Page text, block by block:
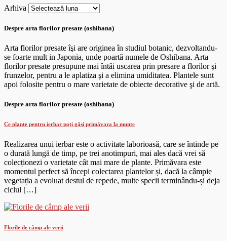
Arhiva
Despre arta florilor presate (oshibana)
Arta florilor presate îşi are originea în studiul botanic, dezvoltandu-
se foarte mult in Japonia, unde poartă numele de Oshibana. Arta
florilor presate presupune mai întâi uscarea prin presare a florilor şi
frunzelor, pentru a le aplatiza şi a elimina umiditatea. Plantele sunt
apoi folosite pentru o mare varietate de obiecte decorative şi de artă.
Despre arta florilor presate (oshibana)
Ce plante pentru ierbar poți găsi primăvara la munte
Realizarea unui ierbar este o activitate laborioasă, care se întinde pe
o durată lungă de timp, pe trei anotimpuri, mai ales dacă vrei să
colecționezi o varietate cât mai mare de plante. Primăvara este
momentul perfect să începi colectarea plantelor și, dacă la câmpie
vegetația a evoluat destul de repede, multe specii terminându-și deja
ciclul […]
Florile de câmp ale verii